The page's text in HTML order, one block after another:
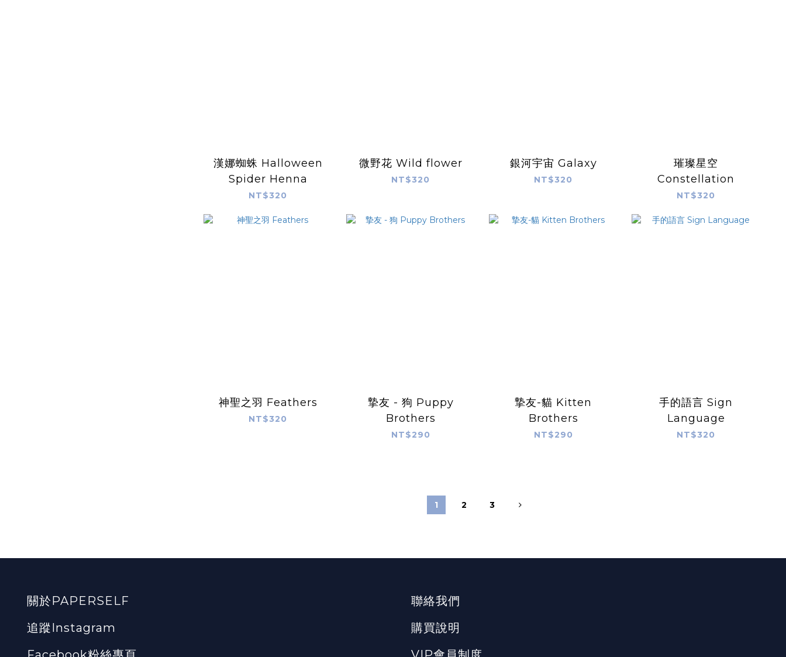
漢娜蜘蛛 Halloween
Spider Henna
NT$320
微野花 Wild flower
NT$320
銀河宇宙 Galaxy
NT$320
璀璨星空
Constellation
NT$320
神聖之羽 Feathers
NT$320
摯友 - 狗 Puppy
Brothers
NT$290
摯友-貓 Kitten
Brothers
NT$290
手的語言 Sign
Language
NT$320
1 2 3
關於PAPERSELF
追蹤Instagram
聯絡我們
購買說明